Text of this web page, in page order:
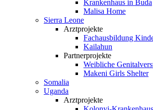
Krankenhaus in Buda
Malisa Home
Sierra Leone
Arztprojekte
Fachausbildung
Kailahun
Partnerprojekte
Weibliche
Makeni Girls Shelter
Somalia
Uganda
Arztprojekte